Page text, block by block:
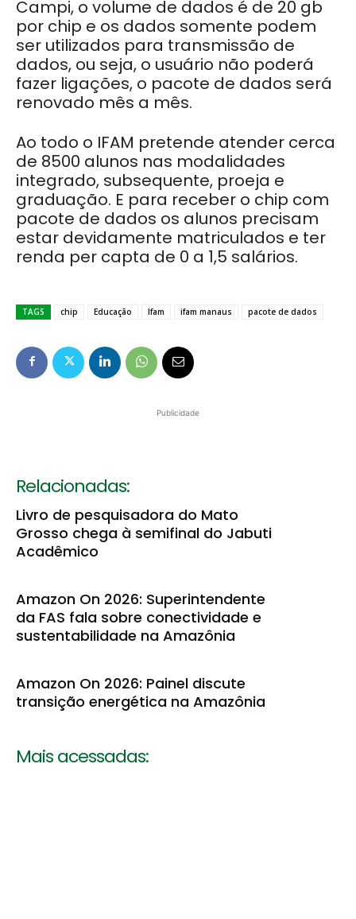
Campi, o volume de dados é de 20 gb
por chip e os dados somente podem
ser utilizados para transmissão de
dados, ou seja, o usuário não poderá
fazer ligações, o pacote de dados será
renovado mês a mês.
Ao todo o IFAM pretende atender cerca
de 8500 alunos nas modalidades
integrado, subsequente, proeja e
graduação. E para receber o chip com
pacote de dados os alunos precisam
estar devidamente matriculados e ter
renda per capta de 0 a 1,5 salários.
TAGS chip Educação Ifam ifam manaus pacote de dados
Publicidade
Relacionadas:
Livro de pesquisadora do Mato
Grosso chega à semifinal do Jabuti
Acadêmico
Amazon On 2026: Superintendente
da FAS fala sobre conectividade e
sustentabilidade na Amazônia
Amazon On 2026: Painel discute
transição energética na Amazônia
Mais acessadas: